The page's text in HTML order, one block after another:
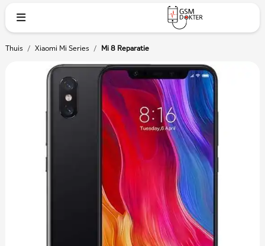
Thuis / Xiaomi Mi Series / Mi 8 Reparatie